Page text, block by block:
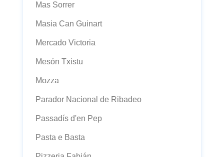
Mas Sorrer
Masia Can Guinart
Mercado Victoria
Mesón Txistu
Mozza
Parador Nacional de Ribadeo
Passadís d'en Pep
Pasta e Basta